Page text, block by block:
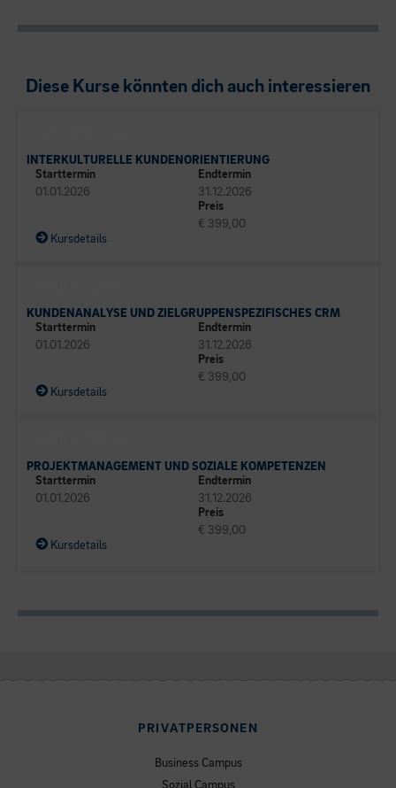
Diese Kurse könnten dich auch interessieren
INTERKULTURELLE KUNDENORIENTIERUNG
Starttermin
01.01.2026
Endtermin
31.12.2026
Preis
€ 399,00
Kursdetails
KUNDENANALYSE UND ZIELGRUPPENSPEZIFISCHES CRM
Starttermin
01.01.2026
Endtermin
31.12.2026
Preis
€ 399,00
Kursdetails
PROJEKTMANAGEMENT UND SOZIALE KOMPETENZEN
Starttermin
01.01.2026
Endtermin
31.12.2026
Preis
€ 399,00
Kursdetails
PRIVATPERSONEN
Business Campus
Sozial Campus